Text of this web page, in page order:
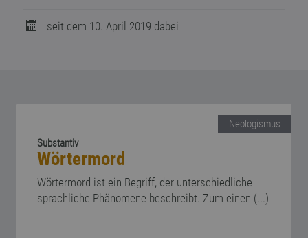
seit dem 10. April 2019 dabei
Neologismus
Substantiv
Wörtermord
Wörtermord ist ein Begriff, der unterschiedliche
sprachliche Phänomene beschreibt. Zum einen (...)